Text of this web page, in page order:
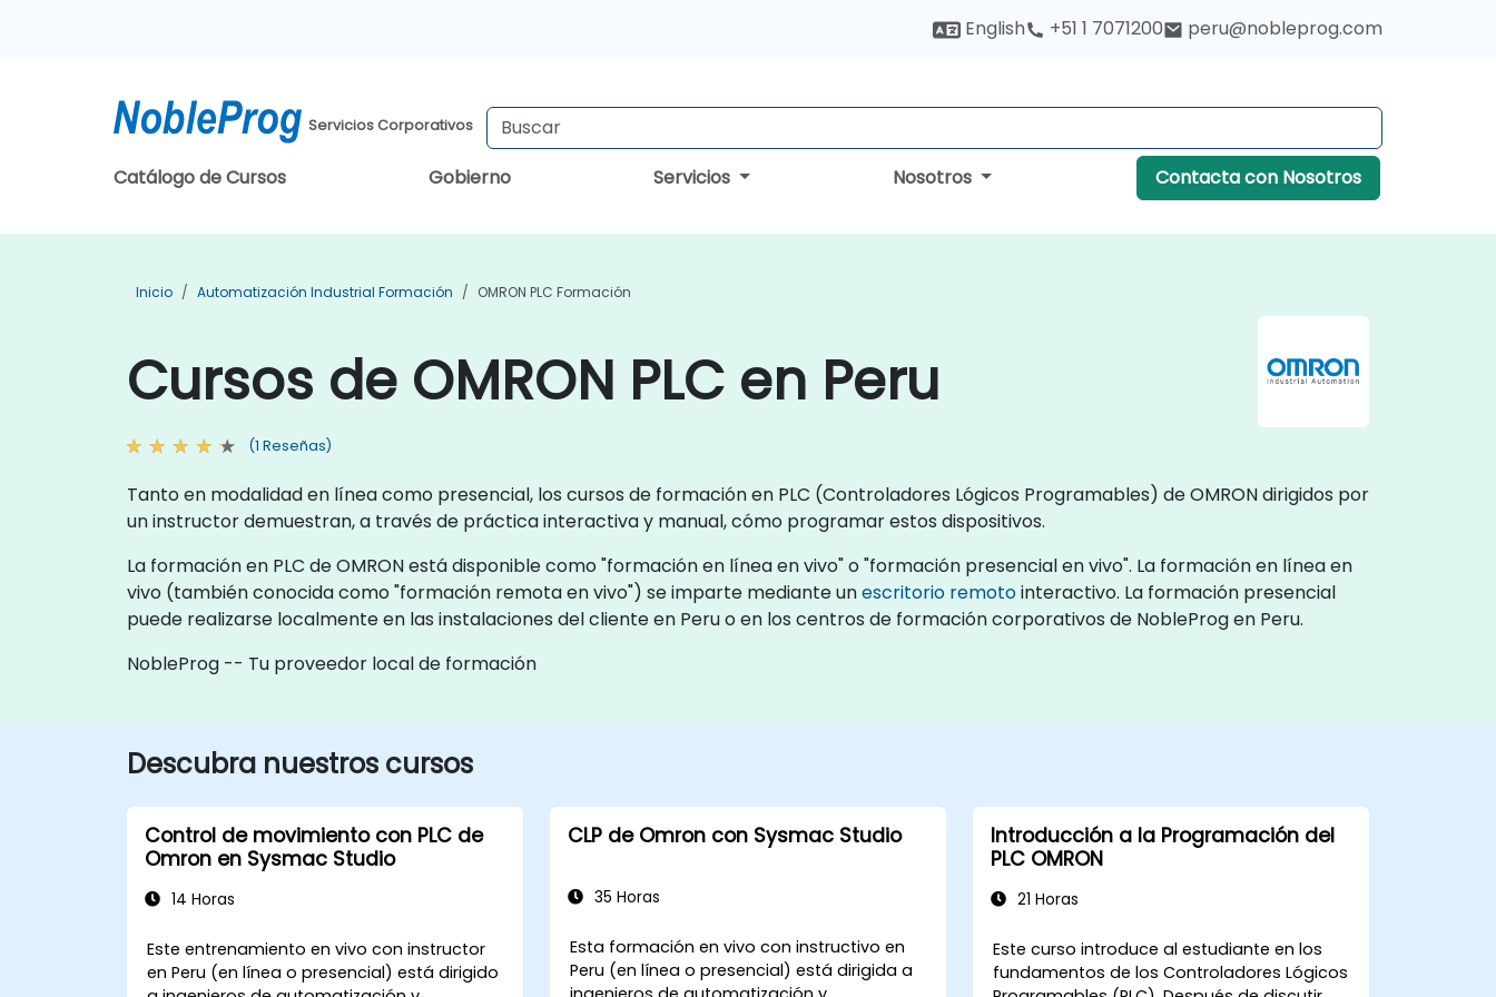
English +51 1 7071200 peru@nobleprog.com
Servicios Corporativos
Catálogo de Cursos Gobierno Servicios Nosotros Contacta con Nosotros
Inicio Automatización Industrial Formación OMRON PLC Formación
Cursos de OMRON PLC en Peru
(1 Reseñas)
Tanto en modalidad en línea como presencial, los cursos de formación en PLC (Controladores Lógicos Programables) de OMRON dirigidos por
un instructor demuestran, a través de práctica interactiva y manual, cómo programar estos dispositivos.
La formación en PLC de OMRON está disponible como "formación en línea en vivo" o "formación presencial en vivo". La formación en línea en
vivo (también conocida como "formación remota en vivo") se imparte mediante unescritorio remotointeractivo. La formación presencial
puede realizarse localmente en las instalaciones del cliente en Peru o en los centros de formación corporativos de NobleProg en Peru.
NobleProg -- Tu proveedor local de formación
Descubra nuestros cursos
Control de movimiento con PLC de
Omron en Sysmac Studio
14 Horas
Este entrenamiento en vivo con instructor
en Peru (en línea o presencial) está dirigido
CLP de Omron con Sysmac Studio
35 Horas
Esta formación en vivo con instructivo en
Peru (en línea o presencial) está dirigida a
Introducción a la Programación del
PLC OMRON
21 Horas
Este curso introduce al estudiante en los
fundamentos de los Controladores Lógicos